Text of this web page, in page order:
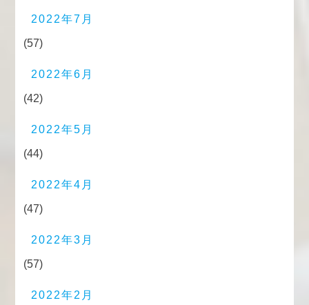
2022年7月
(57)
2022年6月
(42)
2022年5月
(44)
2022年4月
(47)
2022年3月
(57)
2022年2月